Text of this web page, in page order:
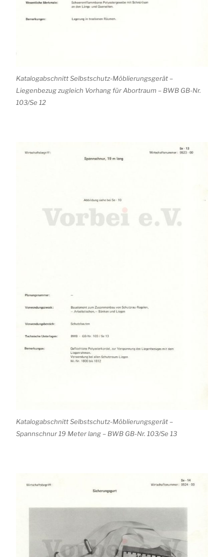
Katalogabschnitt Selbstschutz-Möblierungsgerät –
Liegenbezug zugleich Vorhang für Abortraum – BWB GB-Nr.
103/Se 12
Katalogabschnitt Selbstschutz-Möblierungsgerät –
Spannschnur 19 Meter lang – BWB GB-Nr. 103/Se 13